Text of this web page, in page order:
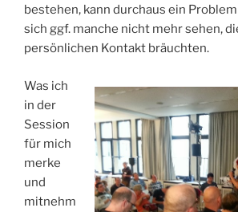
bestehen, kann durchaus ein
sich ggf. manche nicht mehr sehen,
persönlichen Kontakt bräuchten.
Was ich
in der
Session
für mich
merke
und
mitnehm